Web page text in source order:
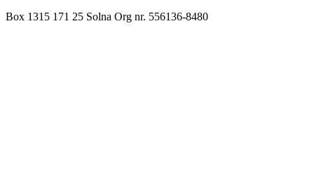
Box 1315 171 25 Solna Org nr. 556136-8480